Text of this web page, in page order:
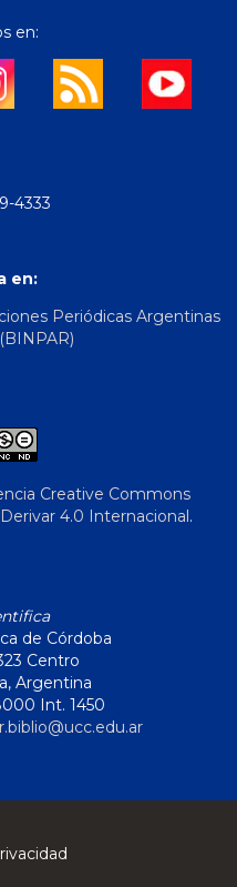
en:
4333
en:
Periódicas Argentinas
Creative Commons
4.0 Internacional .
de Córdoba
Centro
Argentina
Int. 1450